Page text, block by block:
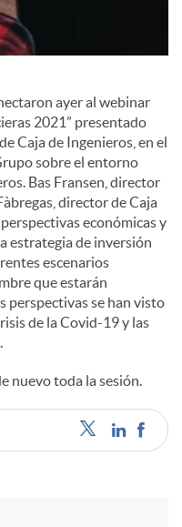
ayer al webinar
2021” presentado
Caja de Ingenieros, en el
sobre el entorno
Bas Fransen, director
director de Caja
económicas y
estrategia de inversión
escenarios
que estarán
perspectivas se han visto
de la Covid-19 y las
nuevo toda la sesión.